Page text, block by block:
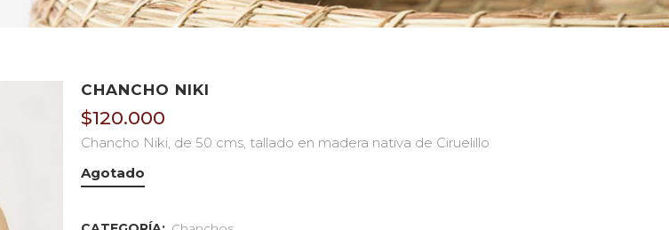
CHANCHO NIKI
$120.000
Chancho Niki, de 50 cms, tallado en madera nativa de Ciruelillo
Agotado